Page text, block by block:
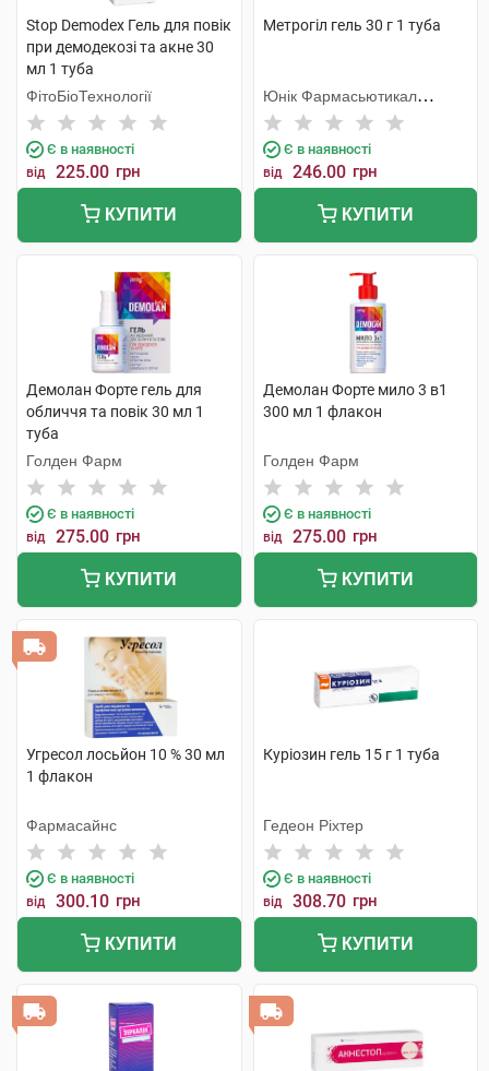
Stop Demodex Гель для повік
при демодекозі та акне 30
мл 1 туба
ФітоБіоТехнології
Є в наявності
від 225.00 грн
КУПИТИ
Метрогіл гель 30 г 1 туба
Юнік Фармасьютикал
Лабораторіз
Є в наявності
від 246.00 грн
КУПИТИ
Демолан Форте гель для
обличчя та повік 30 мл 1
туба
Голден Фарм
Є в наявності
від 275.00 грн
КУПИТИ
Демолан Форте мило 3 в1
300 мл 1 флакон
Голден Фарм
Є в наявності
від 275.00 грн
КУПИТИ
Угресол лосьйон 10 % 30 мл
1 флакон
Фармасайнс
Є в наявності
від 300.10 грн
КУПИТИ
Куріозин гель 15 г 1 туба
Гедеон Ріхтер
Є в наявності
від 308.70 грн
КУПИТИ